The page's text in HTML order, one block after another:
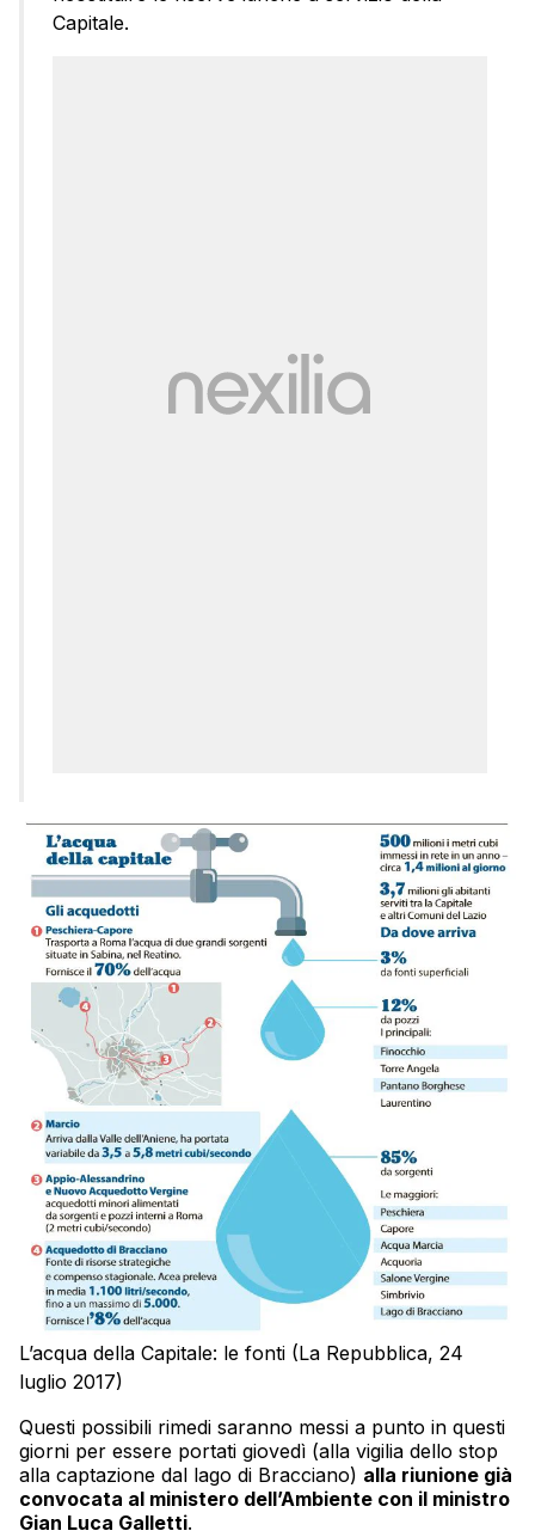
Capitale.
L’acqua della Capitale: le fonti (La Repubblica, 24
luglio 2017)
Questi possibili rimedi saranno messi a punto in questi
giorni per essere portati giovedì (alla vigilia dello stop
alla captazione dal lago di Bracciano) alla riunione già
convocata al ministero dell’Ambiente con il ministro
Gian Luca Galletti.